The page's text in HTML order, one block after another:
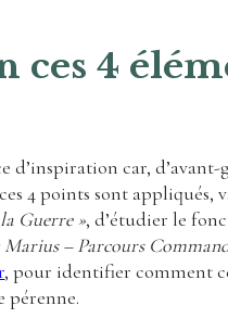
ces 4
d’inspiration car,
4 points sont
Guerre », d’étudier le
Marius – Parcours
, pour identifier comment
pérenne.